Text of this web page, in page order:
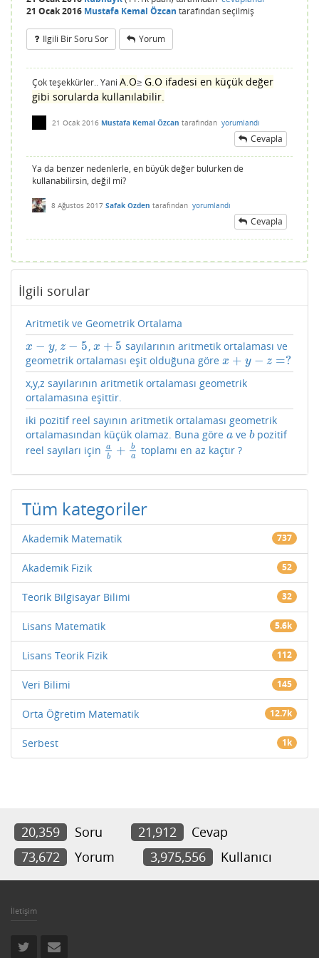
21 Ocak 2016 Mustafa Kemal Özcan tarafındanseçilmiş
Ilgili Bir Soru Sor Yorum
Çok teşekkürler.. Yani A.O≥ G.O ifadesi en küçük değer
gibi sorularda kullanılabilir.
21 Ocak 2016 Mustafa Kemal Özcan tarafından yorumlandı
Cevapla
Ya da benzer nedenlerle, en büyük değer bulurken de
kullanabilirsin, değil mi?
8 Ağustos 2017 Safak Ozden tarafından yorumlandı
Cevapla
İlgili sorular
Aritmetik ve Geometrik Ortalama
x − y
x− y ,z − 5
z−5 , x + 5
x+ 5
sayılarının aritmetik ortalaması ve
geometrik ortalaması eşit olduğuna göre x + y − z =?
x+ y− z= ?
x,y,z sayılarının aritmetik ortalaması geometrik
ortalamasına eşittir.
iki pozitif reel sayının aritmetik ortalaması geometrik
ortalamasından küçük olamaz. Buna göre a
ave b
bpozitif
reel sayıları için
a
b
+
b
a
ab +b a toplamı en az kaçtır ?
Tüm kategoriler
Akademik Matematik 737
Akademik Fizik 52
Teorik Bilgisayar Bilimi 32
Lisans Matematik 5.6k
Lisans Teorik Fizik 112
Veri Bilimi 145
Orta Öğretim Matematik 12.7k
Serbest 1k
20,359 Soru 21,912
Cevap
73,672
Yorum 3,975,556 Kullanıcı
İletişim